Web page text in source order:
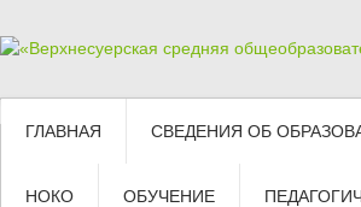
ГЛАВНАЯ СВЕДЕНИЯ ОБ
НОКО ОБУЧЕНИЕ